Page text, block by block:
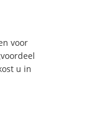
voor
u in